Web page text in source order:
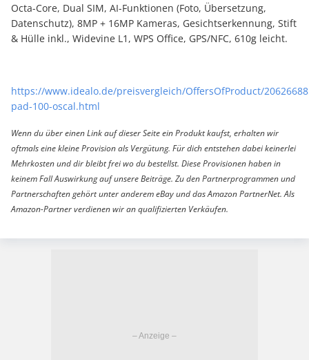
Octa-Core, Dual SIM, AI-Funktionen (Foto, Übersetzung,
Datenschutz), 8MP + 16MP Kameras, Gesichtserkennung, Stift
& Hülle inkl., Widevine L1, WPS Office, GPS/NFC, 610g leicht.
https://www.idealo.de/preisvergleich/OffersOfProduct/
pad-100-oscal.html
Wenn du über einen Link auf dieser Seite ein Produkt kaufst, erhalten wir
oftmals eine kleine Provision als Vergütung. Für dich entstehen dabei keinerlei
Mehrkosten und dir bleibt frei wo du bestellst. Diese Provisionen haben in
keinem Fall Auswirkung auf unsere Beiträge. Zu den Partnerprogrammen und
Partnerschaften gehört unter anderem eBay und das Amazon PartnerNet. Als
Amazon-Partner verdienen wir an qualifizierten Verkäufen.